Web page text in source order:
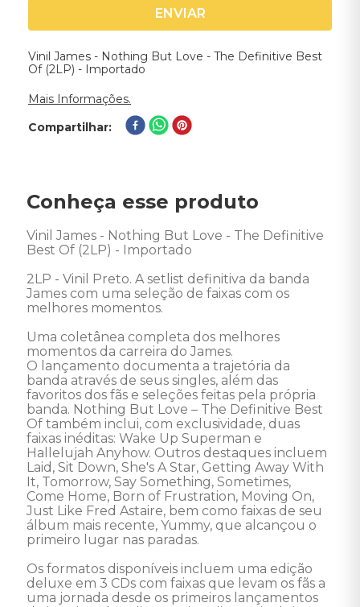
ENVIAR
Vinil James - Nothing But Love - The Definitive Best
Of (2LP) - Importado
Mais Informações.
Compartilhar
Conheça esse produto
Vinil James - Nothing But Love - The Definitive
Best Of (2LP) - Importado
2LP - Vinil Preto. A setlist definitiva da banda
James com uma seleção de faixas com os
melhores momentos.
Uma coletânea completa dos melhores
momentos da carreira do James.
O lançamento documenta a trajetória da
banda através de seus singles, além das
favoritos dos fãs e seleções feitas pela própria
banda. Nothing But Love – The Definitive Best
Of também inclui, com exclusividade, duas
faixas inéditas: Wake Up Superman e
Hallelujah Anyhow. Outros destaques incluem
Laid, Sit Down, She's A Star, Getting Away With
It, Tomorrow, Say Something, Sometimes,
Come Home, Born of Frustration, Moving On,
Just Like Fred Astaire, bem como faixas de seu
álbum mais recente, Yummy, que alcançou o
primeiro lugar nas paradas.
Os formatos disponíveis incluem uma edição
deluxe em 3 CDs com faixas que levam os fãs a
uma jornada desde os primeiros lançamentos